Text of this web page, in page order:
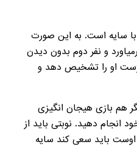
سایه است. به این صورت
و نفر دوم بدون دیدن
ژست او را تشخیص دهد و
هم بازی هیجان انگیزی
انجام دهید. نوبتی باید از
باید سعی کند سایه